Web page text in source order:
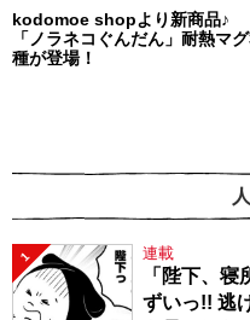
kodomoe shopより新商品♪
「ノラネコぐんだん」耐熱マ
種が登場！
1 連載
「陛下、
ずいっ!! 逃